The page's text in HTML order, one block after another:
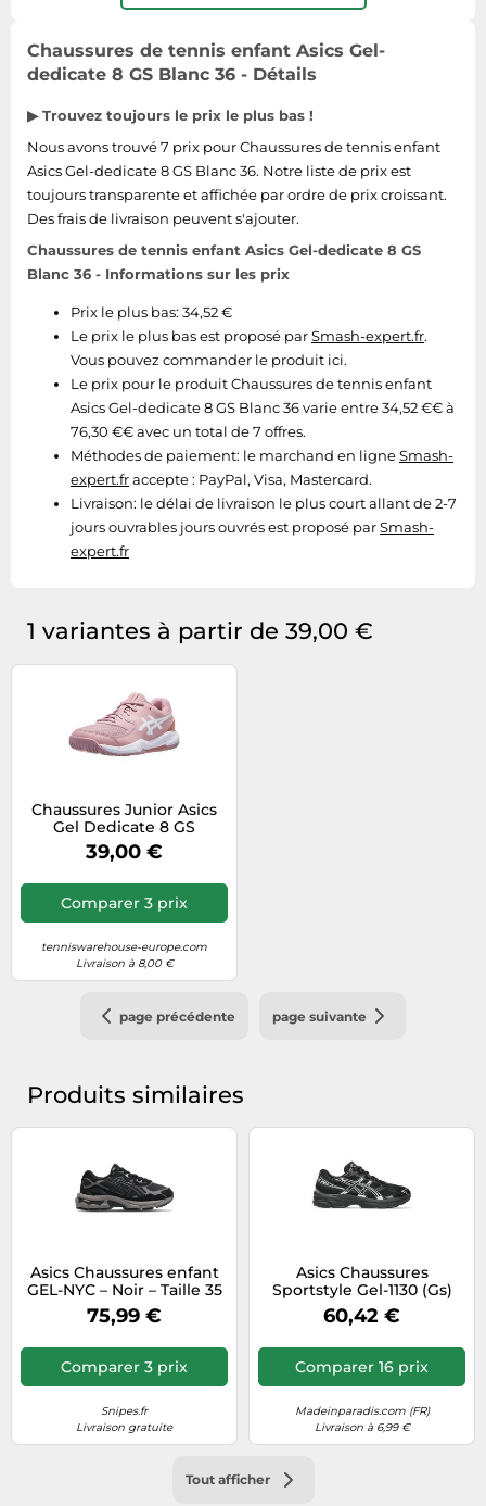
Chaussures de tennis enfant Asics Gel-
dedicate 8 GS Blanc 36 - Détails
▶ Trouvez toujours le prix le plus bas !
Nous avons trouvé 7 prix pour Chaussures de tennis enfant
Asics Gel-dedicate 8 GS Blanc 36. Notre liste de prix est
toujours transparente et affichée par ordre de prix croissant.
Des frais de livraison peuvent s'ajouter.
Chaussures de tennis enfant Asics Gel-dedicate 8 GS
Blanc 36 - Informations sur les prix
Prix le plus bas: 34,52 €
Le prix le plus bas est proposé parSmash-expert.fr.
Vous pouvez commander le produit ici.
Le prix pour le produit Chaussures de tennis enfant
Asics Gel-dedicate 8 GS Blanc 36 varie entre 34,52 €€ à
76,30 €€ avec un total de 7 offres.
Méthodes de paiement: le marchand en ligneSmash-
expert.fraccepte : PayPal, Visa, Mastercard.
Livraison: le délai de livraison le plus court allant de 2-7
jours ouvrables jours ouvrés est proposé parSmash-
expert.fr
1 variantes à partir de 39,00 €
Chaussures Junior Asics
Gel Dedicate 8 GS
Morganite/White
39,00 €
Comparer 3 prix
tenniswarehouse-europe.com
Livraison à 8,00 €
page précédente page suivante
Produits similaires
Asics Chaussures enfant
GEL-NYC – Noir – Taille 35
75,99 €
Comparer 3 prix
Snipes.fr
Livraison gratuite
Asics Chaussures
Sportstyle Gel-1130 (Gs)
Lifestyle Unisexe Noir
Taille 39
60,42 €
Comparer 16 prix
Madeinparadis.com (FR)
Livraison à 6,99 €
Tout afficher